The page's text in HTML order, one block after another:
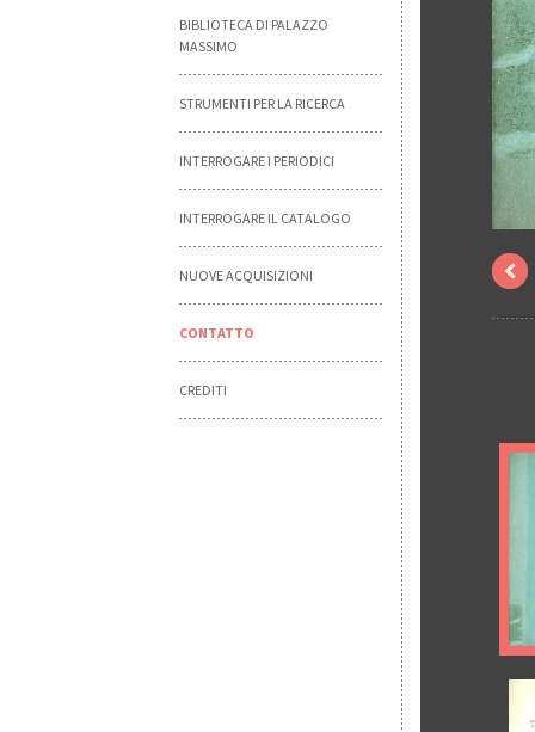
BIBLIOTECA DI PALAZZO
MASSIMO
STRUMENTI PER LA RICERCA
INTERROGARE I PERIODICI
INTERROGARE IL CATALOGO
NUOVE ACQUISIZIONI
CONTATTO
CREDITI